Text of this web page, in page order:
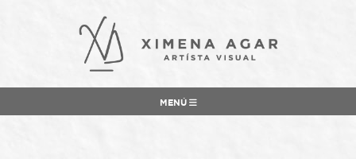
MENÚ